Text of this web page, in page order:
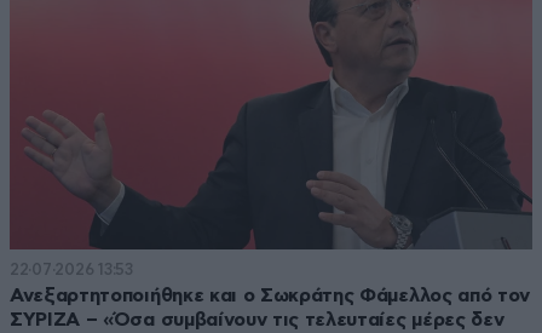
22·07·2026 13:53
Ανεξαρτητοποιήθηκε και ο Σωκράτης Φάμελλος από τον
ΣΥΡΙΖΑ – «Όσα συμβαίνουν τις τελευταίες μέρες δεν